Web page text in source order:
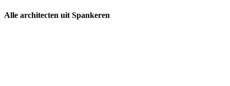
Alle architecten uit Spankeren